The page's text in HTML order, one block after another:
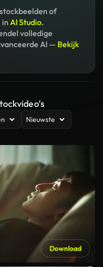
of
in AI Studio.
volledige
AI — Bekijk
Nieuwste
Download